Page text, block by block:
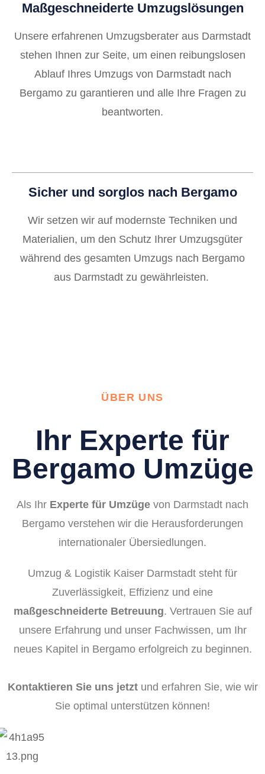
Maßgeschneiderte Umzugslösungen
Unsere erfahrenen Umzugsberater aus Darmstadt
stehen Ihnen zur Seite, um einen reibungslosen
Ablauf Ihres Umzugs von Darmstadt nach
Bergamo zu garantieren und alle Ihre Fragen zu
beantworten.
Sicher und sorglos nach Bergamo
Wir setzen wir auf modernste Techniken und
Materialien, um den Schutz Ihrer Umzugsgüter
während des gesamten Umzugs nach Bergamo
aus Darmstadt zu gewährleisten.
ÜBER UNS
Ihr Experte für
Bergamo Umzüge
Als Ihr Experte für Umzüge von Darmstadt nach
Bergamo verstehen wir die Herausforderungen
internationaler Übersiedlungen.
Umzug & Logistik Kaiser Darmstadt steht für
Zuverlässigkeit, Effizienz und eine
maßgeschneiderte Betreuung. Vertrauen Sie auf
unsere Erfahrung und unser Fachwissen, um Ihr
neues Kapitel in Bergamo erfolgreich zu beginnen.
Kontaktieren Sie uns jetztund erfahren Sie, wie wir
Sie optimal unterstützen können!